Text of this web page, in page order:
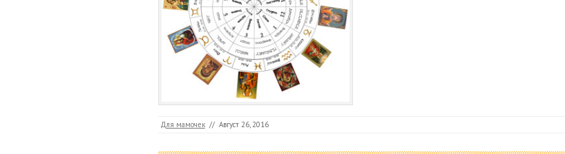
Для мамочек // Август 26, 2016